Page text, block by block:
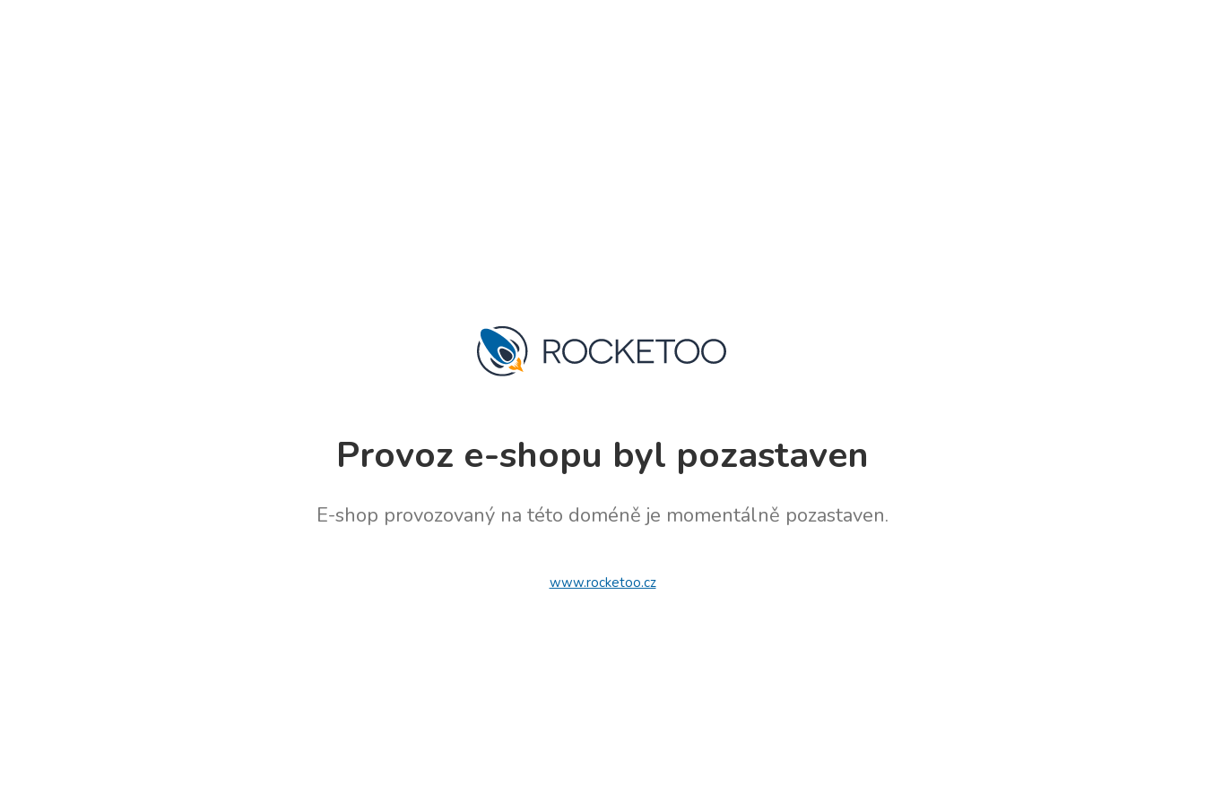
Provoz e-shopu byl pozastaven
E-shop provozovaný na této doméně je momentálně pozastaven.
www.rocketoo.cz